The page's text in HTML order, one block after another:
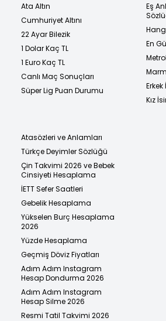
Ata Altın
Cumhuriyet Altını
22 Ayar Bilezik
1 Dolar Kaç TL
1 Euro Kaç TL
Canlı Maç Sonuçları
Süper Lig Puan Durumu
Eş
En
Kız
Atasözleri ve Anlamları
Türkçe Deyimler Sözlüğü
Çin Takvimi 2026 ve Bebek
Cinsiyeti Hesaplama
İETT Sefer Saatleri
Gebelik Hesaplama
Yükselen Burç Hesaplama
2026
Yüzde Hesaplama
Geçmiş Döviz Fiyatları
Adım Adım Instagram
Hesap Dondurma 2026
Adım Adım Instagram
Hesap Silme 2026
Resmi Tatil Takvimi 2026